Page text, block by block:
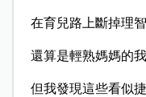
在育兒路上斷掉理
還算是輕熟媽媽的
但我發現這些看似